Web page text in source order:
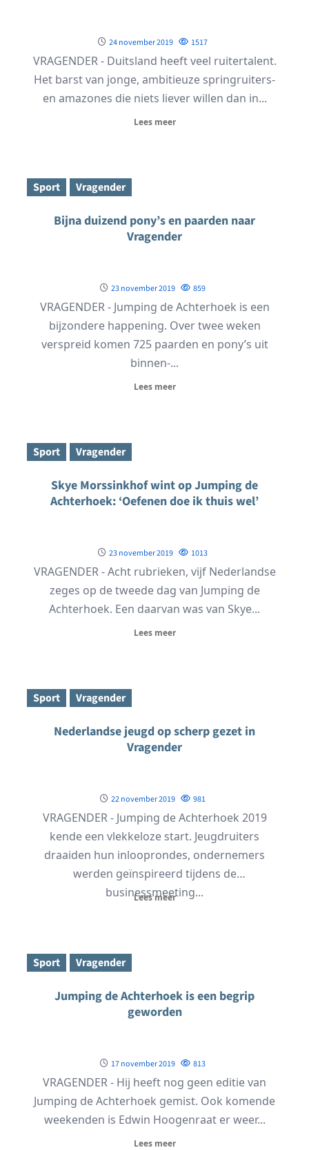
24 november 2019 1517
VRAGENDER - Duitsland heeft veel ruitertalent.
Het barst van jonge, ambitieuze springruiters-
en amazones die niets liever willen dan in...
Lees meer
Sport Vragender
Bijna duizend pony’s en paarden naar
Vragender
23 november 2019 859
VRAGENDER - Jumping de Achterhoek is een
bijzondere happening. Over twee weken
verspreid komen 725 paarden en pony’s uit
binnen-...
Lees meer
Sport Vragender
Skye Morssinkhof wint op Jumping de
Achterhoek: ‘Oefenen doe ik thuis wel’
23 november 2019 1013
VRAGENDER - Acht rubrieken, vijf Nederlandse
zeges op de tweede dag van Jumping de
Achterhoek. Een daarvan was van Skye...
Lees meer
Sport Vragender
Nederlandse jeugd op scherp gezet in
Vragender
22 november 2019 981
VRAGENDER - Jumping de Achterhoek 2019
kende een vlekkeloze start. Jeugdruiters
draaiden hun inlooprondes, ondernemers
werden geïnspireerd tijdens de
businessmeeting...
Lees meer
Sport Vragender
Jumping de Achterhoek is een begrip
geworden
17 november 2019 813
VRAGENDER - Hij heeft nog geen editie van
Jumping de Achterhoek gemist. Ook komende
weekenden is Edwin Hoogenraat er weer...
Lees meer